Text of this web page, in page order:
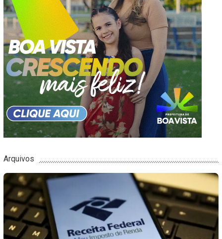
Arquivos